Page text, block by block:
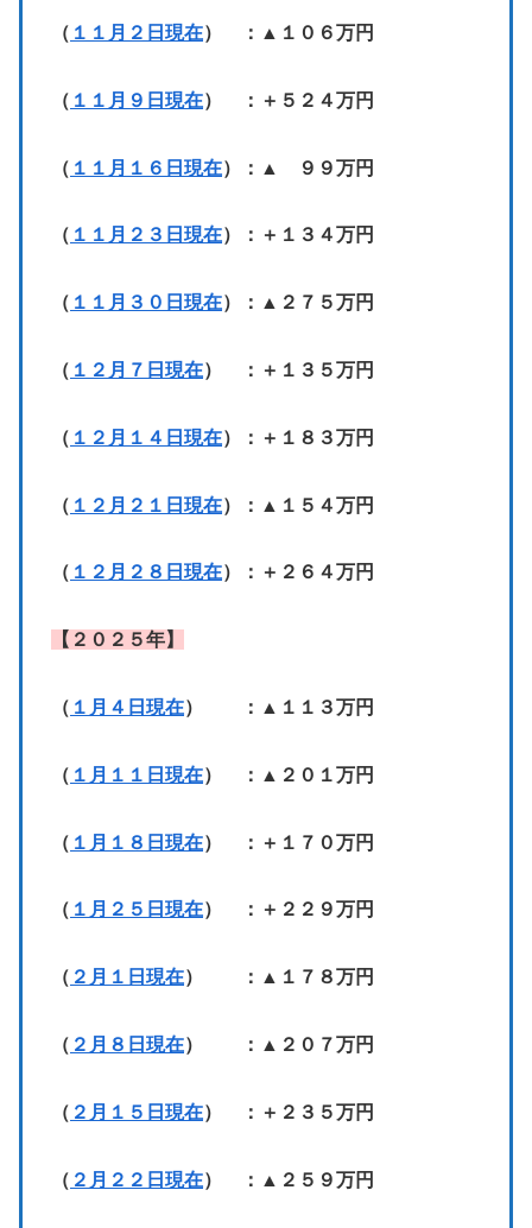
（ １１月２日現在） ：▲１０６万円
（ １１月９日現在） ：＋５２４万円
（ １１月１６日現在）：▲ ９９万円
（ １１月２３日現在）：＋１３４万円
（ １１月３０日現在）：▲２７５万円
（ １２月７日現在） ：＋１３５万円
（ １２月１４日現在）：＋１８３万円
（ １２月２１日現在）：▲１５４万円
（ １２月２８日現在）：＋２６４万円
【２０２５年】
（ １月４日現在） ：▲１１３万円
（ １月１１日現在） ：▲２０１万円
（ １月１８日現在） ：＋１７０万円
（ １月２５日現在） ：＋２２９万円
（ ２月１日現在） ：▲１７８万円
（ ２月８日現在） ：▲２０７万円
（ ２月１５日現在） ：＋２３５万円
（ ２月２２日現在） ：▲２５９万円